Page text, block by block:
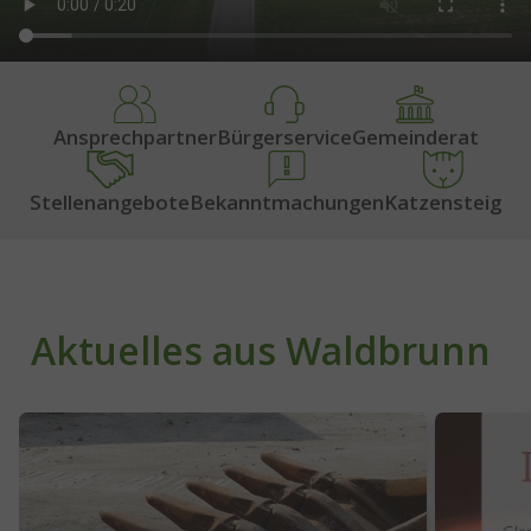
AnsprechpartnerBürgerserviceGemeinderat
StellenangeboteBekanntmachungenKatzensteig
Aktuelles aus Waldbrunn